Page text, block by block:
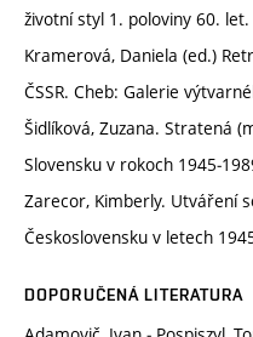
životní styl 1. poloviny 60.
Kramerová, Daniela (ed.)
ČSSR. Cheb: Galerie
Šidlíková, Zuzana. Stratená
Slovensku v rokoch
Zarecor, Kimberly. Utváření
Československu v letech
DOPORUČENÁ LITERATURA